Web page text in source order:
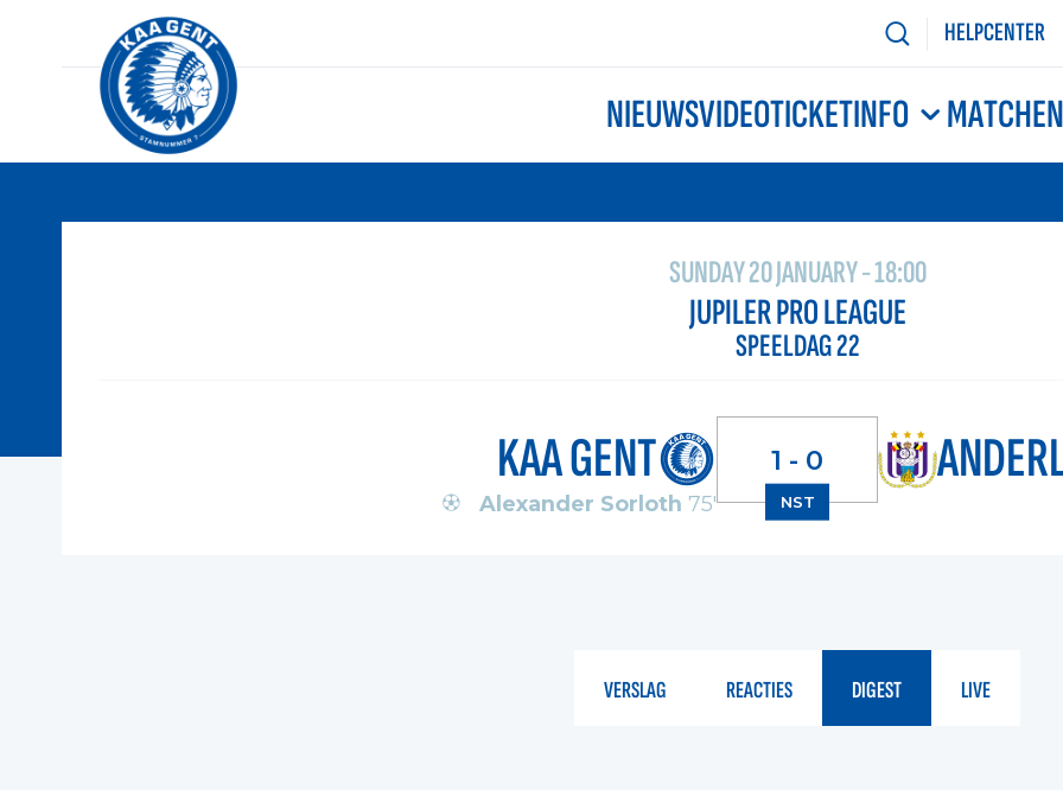
HELPCENTER
NIEUWSVIDEOTICKETINFO MATCHEN
SUNDAY 20 JANUARY - 18:00
JUPILER PRO LEAGUE
SPEELDAG 22
KAA GENT
Alexander Sorloth 75'
1 - 0
NST
VERSLAG REACTIES DIGEST LIVE